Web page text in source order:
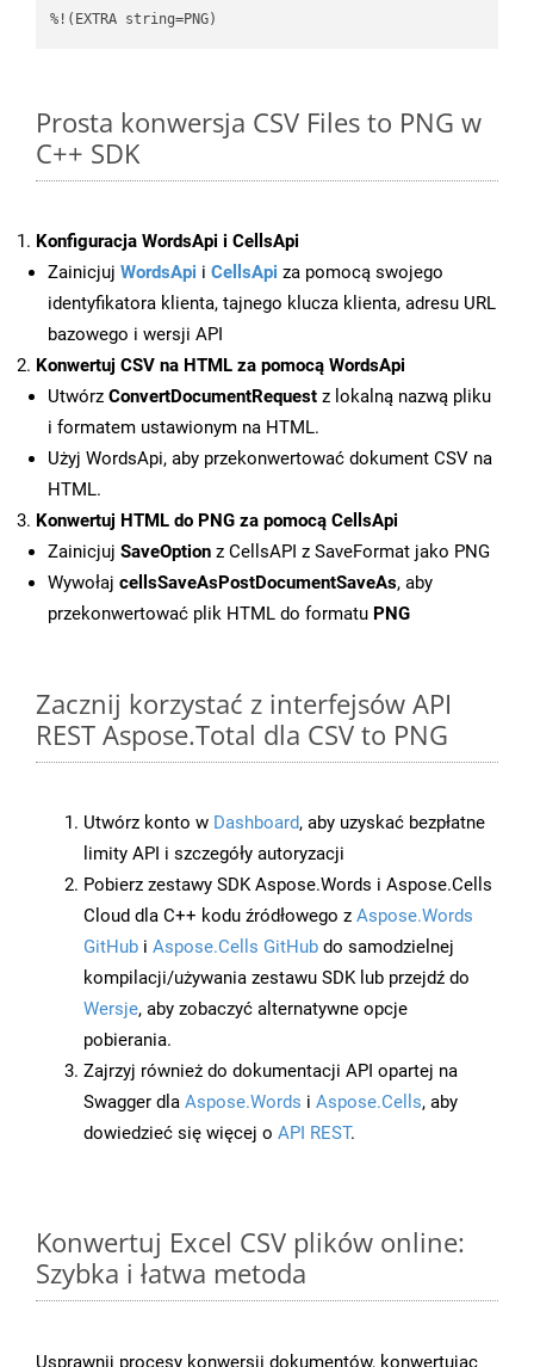
%!(EXTRA string=PNG)
Prosta konwersja CSV Files to PNG w
C++ SDK
Konfiguracja WordsApi i CellsApi
Zainicjuj WordsApi i CellsApi za pomocą swojego
identyfikatora klienta, tajnego klucza klienta, adresu URL
bazowego i wersji API
Konwertuj CSV na HTML za pomocą WordsApi
Utwórz ConvertDocumentRequest z lokalną nazwą pliku
i formatem ustawionym na HTML.
Użyj WordsApi, aby przekonwertować dokument CSV na
HTML.
Konwertuj HTML do PNG za pomocą CellsApi
Zainicjuj SaveOption z CellsAPI z SaveFormat jako PNG
Wywołaj cellsSaveAsPostDocumentSaveAs, aby
przekonwertować plik HTML do formatu PNG
Zacznij korzystać z interfejsów API
REST Aspose.Total dla CSV to PNG
Utwórz konto w Dashboard, aby uzyskać bezpłatne
limity API i szczegóły autoryzacji
Pobierz zestawy SDK Aspose.Words i Aspose.Cells
Cloud dla C++ kodu źródłowego z Aspose.Words
GitHub i Aspose.Cells GitHub do samodzielnej
kompilacji/używania zestawu SDK lub przejdź do
Wersje, aby zobaczyć alternatywne opcje
pobierania.
Zajrzyj również do dokumentacji API opartej na
Swagger dla Aspose.Words i Aspose.Cells, aby
dowiedzieć się więcej o API REST.
Konwertuj Excel CSV plików online:
Szybka i łatwa metoda
Usprawnij procesy konwersji dokumentów, konwertując